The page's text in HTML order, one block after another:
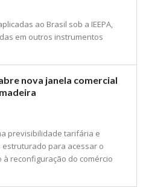
ao Brasil sob a IEEPA,
em outros instrumentos
nova janela comercial
previsibilidade tarifária e
para acessar o
reconfiguração do comércio